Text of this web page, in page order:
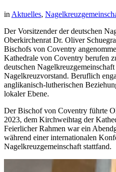
in Aktuelles,
Der Vorsitzender der deutschen
Oberkirchenrat Dr. Oliver
Bischofs von Coventry
Kathedrale von Coventry berufen
deutschen
Nagelkreuzvorstand. Beruflich
anglikanisch-lutherischen
lokaler Ebene.
Der Bischof von Coventry führte
2023, dem Kirchweihtag der
Feierlicher Rahmen war ein
während einer internationalen
Nagelkreuzgemeinschaft stattfand.